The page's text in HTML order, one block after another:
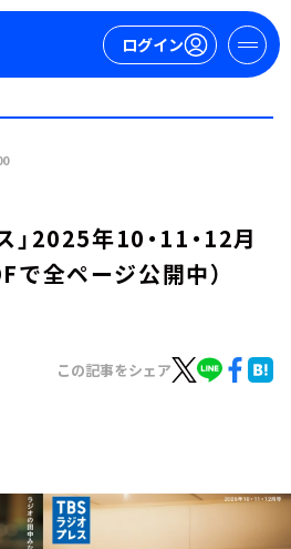
ログイン
」2025年10・11・12月
で全ページ公開中）
この記事をシェア